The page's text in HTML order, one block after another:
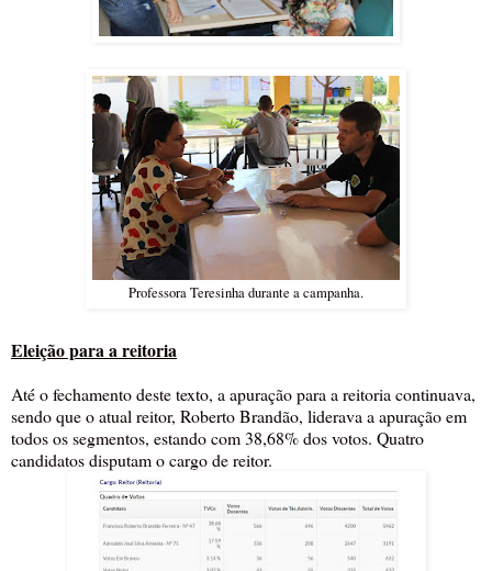
Professora Teresinha durante a campanha.
Eleição para a reitoria
Até o fechamento deste texto, a apuração para a reitoria continuava,
sendo que o atual reitor, Roberto Brandão, liderava a apuração em
todos os segmentos, estando com 38,68% dos votos. Quatro
candidatos disputam o cargo de reitor.